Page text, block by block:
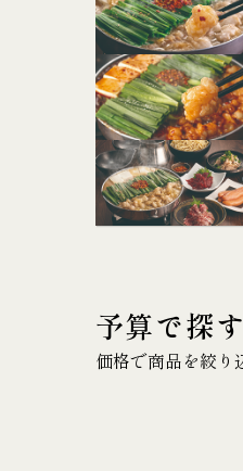
予算で探す
価格で商品を絞り